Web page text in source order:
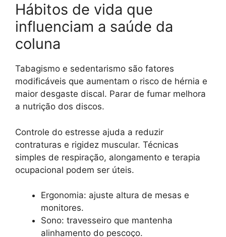
Hábitos de vida que
influenciam a saúde da
coluna
Tabagismo e sedentarismo são fatores
modificáveis que aumentam o risco de hérnia e
maior desgaste discal. Parar de fumar melhora
a nutrição dos discos.
Controle do estresse ajuda a reduzir
contraturas e rigidez muscular. Técnicas
simples de respiração, alongamento e terapia
ocupacional podem ser úteis.
Ergonomia: ajuste altura de mesas e
monitores.
Sono: travesseiro que mantenha
alinhamento do pescoço.